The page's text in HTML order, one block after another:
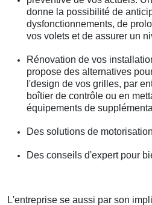
donne la possibilité de
dysfonctionnements, de
vos volets et de assurer un
Rénovation de vos
propose des alternatives
l'design de vos grilles, par
boîtier de contrôle ou en
équipements de
Des solutions de
Des conseils d'expert pour
L'entreprise se aussi par son